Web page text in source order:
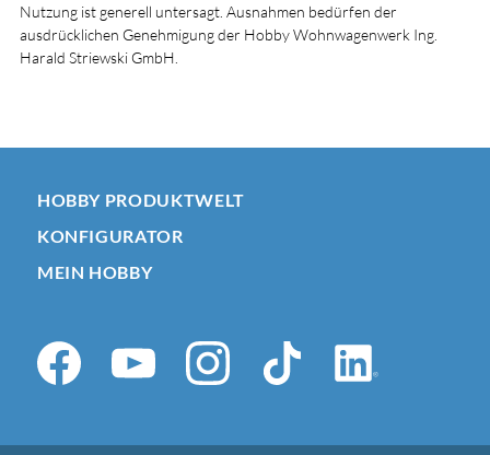
Nutzung ist generell untersagt. Ausnahmen bedürfen der
ausdrücklichen Genehmigung der Hobby Wohnwagenwerk Ing.
Harald Striewski GmbH.
HOBBY PRODUKTWELT
KONFIGURATOR
MEIN HOBBY